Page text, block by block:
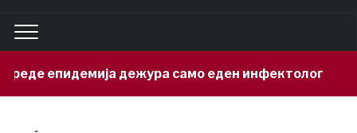
само еден инфектолог 8 hours ago